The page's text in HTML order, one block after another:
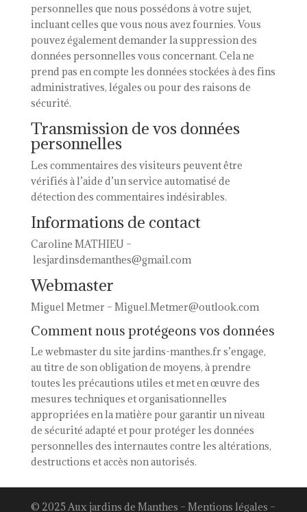
personnelles que nous possédons à votre sujet,
incluant celles que vous nous avez fournies. Vous
pouvez également demander la suppression des
données personnelles vous concernant. Cela ne
prend pas en compte les données stockées à des fins
administratives, légales ou pour des raisons de
sécurité.
Transmission de vos données
personnelles
Les commentaires des visiteurs peuvent être
vérifiés à l’aide d’un service automatisé de
détection des commentaires indésirables.
Informations de contact
Caroline MATHIEU –
lesjardinsdemanthes@gmail.com
Webmaster
Miguel Metmer – Miguel.Metmer@outlook.com
Comment nous protégeons vos données
Le webmaster du site jardins-manthes.fr s’engage,
au titre de son obligation de moyens, à prendre
toutes les précautions utiles et met en œuvre des
mesures techniques et organisationnelles
appropriées en la matière pour garantir un niveau
de sécurité adapté et pour protéger les données
personnelles des internautes contre les altérations,
destructions et accès non autorisés.
© 2025 Aux jardins de Manthes – Mentions légales –